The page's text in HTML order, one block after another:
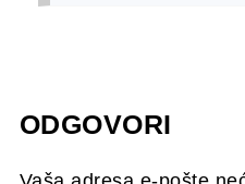
ODGOVORI